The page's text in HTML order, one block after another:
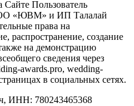
Пользователь
ООО «ЮВМ» и ИП Талалай
права на
распространение, создание
на демонстрацию
сведения через
awards.pro, wedding-
в социальных сетях.
ИНН: 780243465368